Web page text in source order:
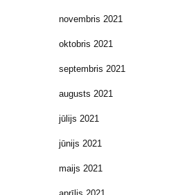
novembris 2021
oktobris 2021
septembris 2021
augusts 2021
jūlijs 2021
jūnijs 2021
maijs 2021